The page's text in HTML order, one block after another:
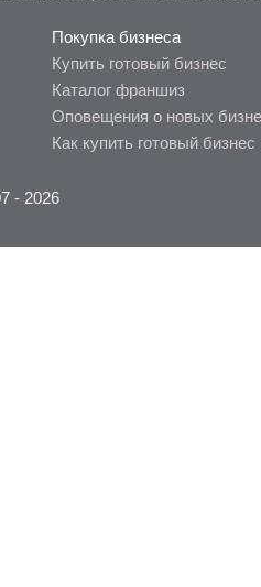
Покупка бизнеса
Купить готовый бизнес
Каталог франшиз
Оповещения о новых
Как купить готовый бизнес
- 2026